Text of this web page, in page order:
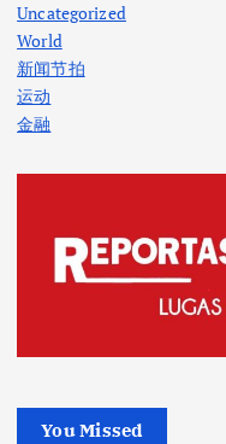
Uncategorized
World
新闻节拍
运动
金融
You Missed